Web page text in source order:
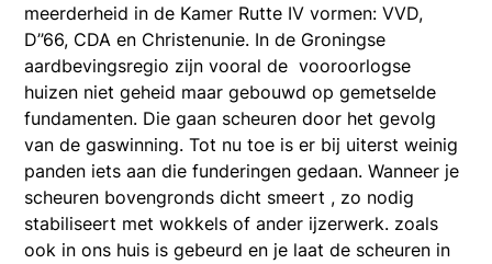
meerderheid in de Kamer Rutte IV vormen: VVD,
D’’66, CDA en Christenunie. In de Groningse
aardbevingsregio zijn vooral de vooroorlogse
huizen niet geheid maar gebouwd op gemetselde
fundamenten. Die gaan scheuren door het gevolg
van de gaswinning. Tot nu toe is er bij uiterst weinig
panden iets aan die funderingen gedaan. Wanneer je
scheuren bovengronds dicht smeert , zo nodig
stabiliseert met wokkels of ander ijzerwerk. zoals
ook in ons huis is gebeurd en je laat de scheuren in